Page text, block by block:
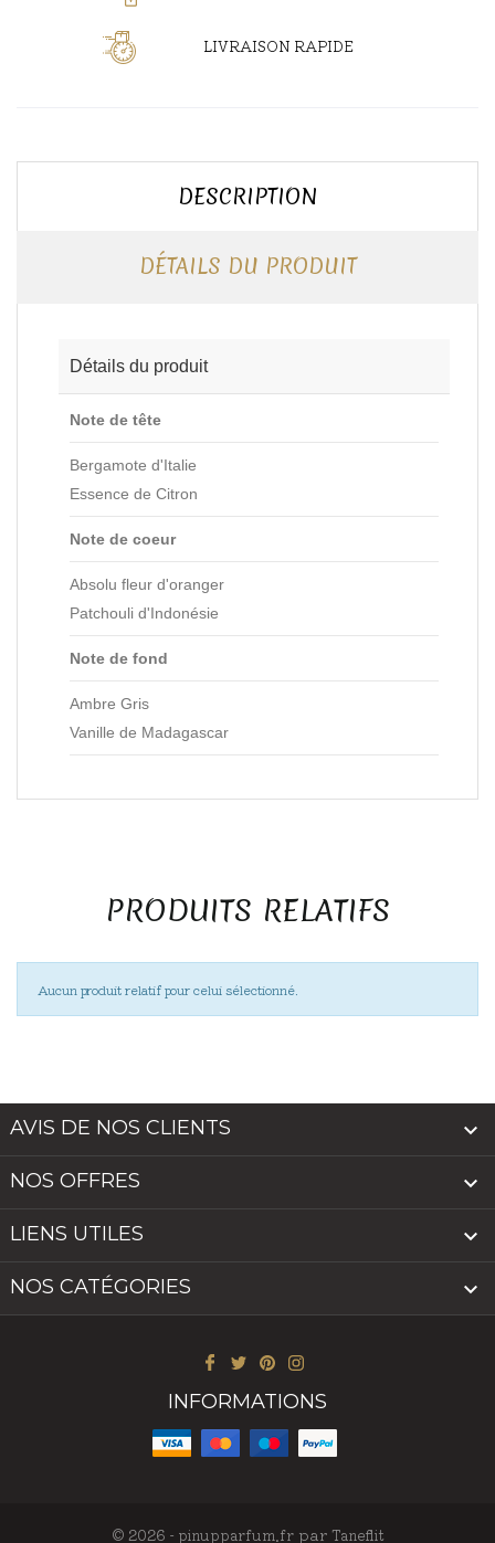
LIVRAISON RAPIDE
DESCRIPTION
DÉTAILS DU PRODUIT
Détails du produit
Note de tête
Bergamote d'Italie
Essence de Citron
Note de coeur
Absolu fleur d'oranger
Patchouli d'Indonésie
Note de fond
Ambre Gris
Vanille de Madagascar
PRODUITS RELATIFS
Aucun produit relatif pour celui sélectionné.
AVIS DE NOS CLIENTS 
NOS OFFRES 
LIENS UTILES 
NOS CATÉGORIES 
INFORMATIONS
© 2026 - pinupparfum.frpar Taneflit